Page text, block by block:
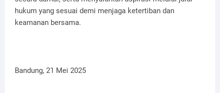
hukum yang sesuai demi menjaga ketertiban dan
keamanan bersama.
Bandung, 21 Mei 2025